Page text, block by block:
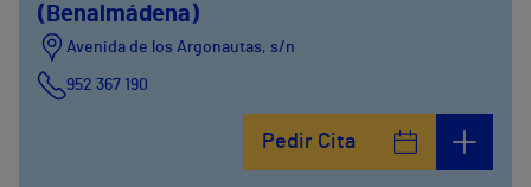
(Benalmádena)
Avenida de los Argonautas, s/n
952 367 190
Pedir Cita